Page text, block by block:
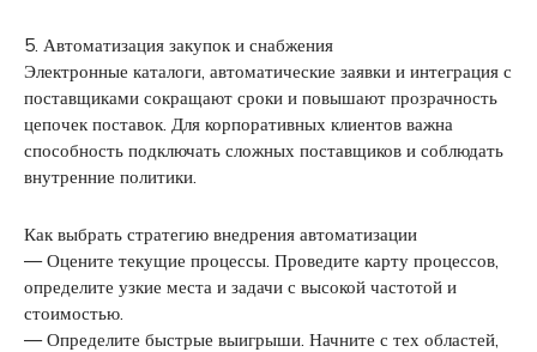
5. Автоматизация закупок и снабжения
Электронные каталоги, автоматические заявки и интеграция с
поставщиками сокращают сроки и повышают прозрачность
цепочек поставок. Для корпоративных клиентов важна
способность подключать сложных поставщиков и соблюдать
внутренние политики.
Как выбрать стратегию внедрения автоматизации
— Оцените текущие процессы. Проведите карту процессов,
определите узкие места и задачи с высокой частотой и
стоимостью.
— Определите быстрые выигрыши. Начните с тех областей,